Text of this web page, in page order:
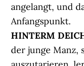
angelangt, und
Anfangspunkt.
HINTERM
der junge Manz,